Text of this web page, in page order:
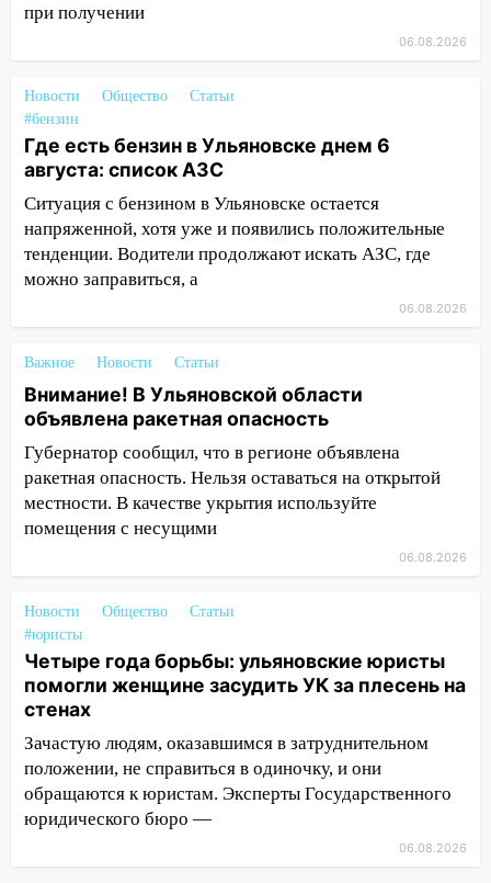
17:08 Ульяновский областной суд
оставил в силе приговор руководству
3,2 млн рублей
16:09
Ветераны легкой атлетики из
Ульяновска успешно выступили на
Чемпионате России
16:02 В Ульяновской области убрали
более 28% площадей зерновых и
зернобобовых культур
Бросила кирпич в жену брата: в
агрессивную женщину
15:47 На улице Радищева сбили
курьера: крупная авария в Ульяновске
15:15 Проводил до квартиры и ограбил:
новый кавалер женщины оказался
рецидивистом
В Ульяновске ограничат движение
14:23
67% ульяновцев готовы
передумать увольняться, если им
повысят зарплату
14:01
судом предстанет банда
автоподставщиков
13:36 В Инзе произошел крупный пожар
при получении
06.08.2026
Новости Общество
Статьи
#бензин
Где есть бензин в Ульяновске днем 6
августа: список АЗС
Ситуация с бензином в Ульяновске остается
напряженной, хотя уже и появились положительные
тенденции. Водители продолжают искать АЗС, где
можно заправиться, а
06.08.2026
Важное Новости Статьи
Внимание! В Ульяновской области
объявлена ракетная опасность
Губернатор сообщил, что в регионе объявлена
ракетная опасность. Нельзя оставаться на открытой
местности. В качестве укрытия используйте
помещения с несущими
06.08.2026
Новости Общество
Статьи
#юристы
Четыре года борьбы: ульяновские юристы
помогли женщине засудить УК за плесень на
стенах
Зачастую людям, оказавшимся в затруднительном
положении, не справиться в одиночку, и они
обращаются к юристам. Эксперты Государственного
юридического бюро —
06.08.2026